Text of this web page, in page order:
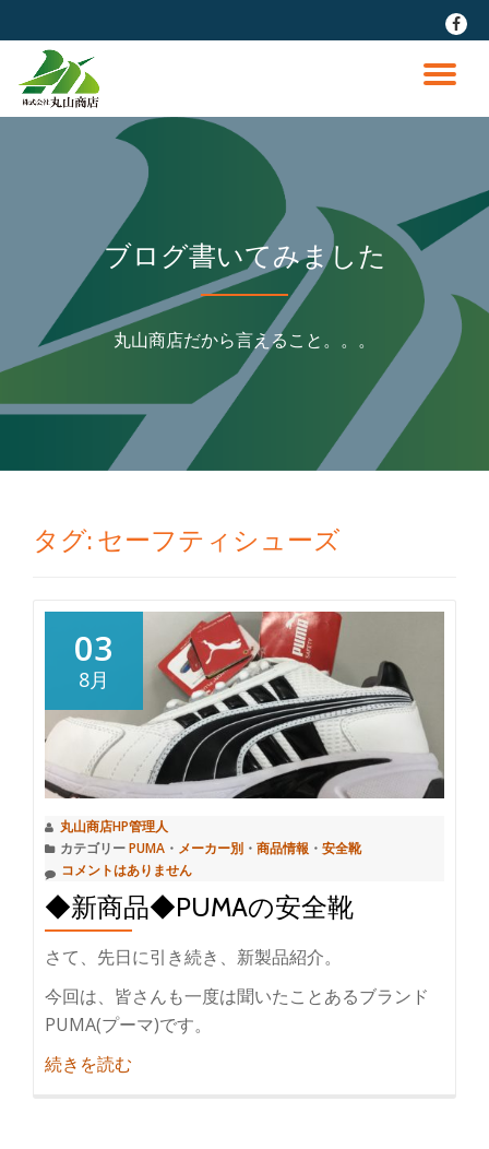
ン
fa-
ナ
ゲ
ー
シ
ョ
替
ブログ書いてみました
丸山商店だから言えること。。。
タグ: セーフティシューズ
03
8月
丸山商店HP管理人
カテゴリーPUMA ・ メーカー別 ・ 商品情報 ・ 安全靴
コメントはありません
◆新商品◆PUMAの安全靴
さて、先日に引き続き、新製品紹介。
今回は、皆さんも一度は聞いたことあるブランド
PUMA(プーマ)です。
続きを読む